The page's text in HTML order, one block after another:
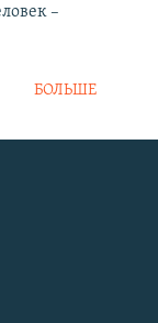
–
БОЛЬШЕ